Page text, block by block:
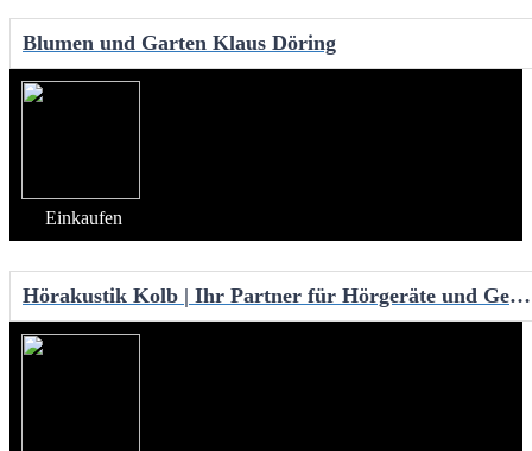
Blumen und Garten Klaus Döring
Einkaufen
Hörakustik Kolb | Ihr Partner für Hörgeräte und Gehörschutz | Hörtest